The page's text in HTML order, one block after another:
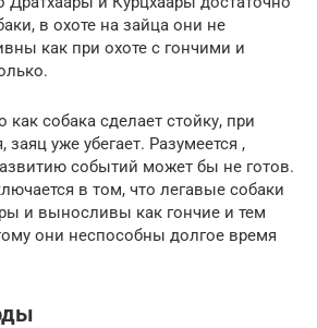
в охоте на зайца они не
как при охоте с гончими и
как собака сделает стойку, при
уже убегает. Разумеется ,
событий может бы не готов.
в том, что легавые собаки
и выносливы как гончие и тем
они неспособны долгое время